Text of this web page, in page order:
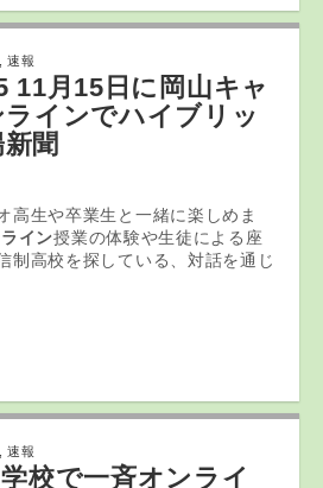
,速報
11月15日に岡山キャ
インでハイブリッ
聞
高生や卒業生と一緒に楽しめま
イン授業の体験や生徒による座
制高校を探している、対話を通じ
,速報
校で一斉オンライ